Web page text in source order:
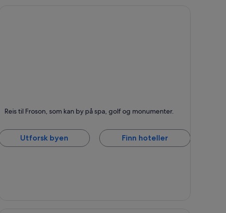
Froson
Kjent for Spa, Restauranter og Golf
Reis til Froson, som kan by på spa, golf og monumenter.
Utforsk byen Finn hoteller